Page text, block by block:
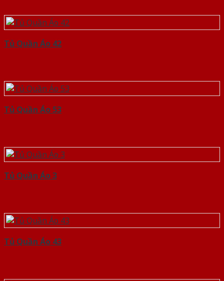
Tủ Quần Áo 42
Tủ Quần Áo 53
Tủ Quần Áo 3
Tủ Quần Áo 43